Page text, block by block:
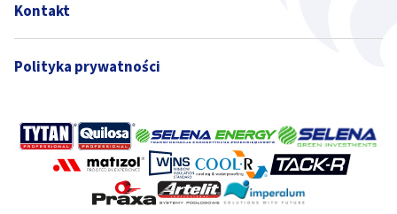
Kontakt
Polityka prywatności